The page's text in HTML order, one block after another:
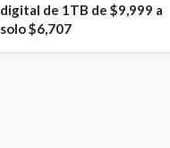
digital de 1TB de $9,999 a
solo $6,707